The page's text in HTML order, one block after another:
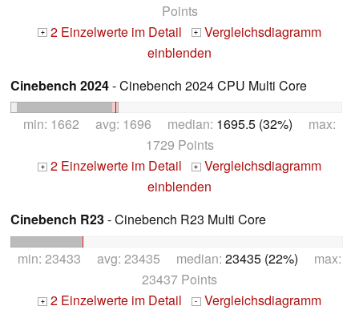
Points
+ 2 Einzelwerte im Detail + Vergleichsdiagramm
einblenden
Cinebench 2024- Cinebench 2024 CPU Multi Core
min: 1662 avg: 1696 median: 1695.5 (32%) max:
1729 Points
+ 2 Einzelwerte im Detail + Vergleichsdiagramm
einblenden
Cinebench R23- Cinebench R23 Multi Core
min: 23433 avg: 23435 median: 23435 (22%) max:
23437 Points
+ 2 Einzelwerte im Detail - Vergleichsdiagramm